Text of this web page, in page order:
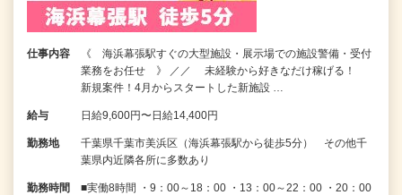
仕事内容
《 海浜幕張駅すぐの大型施設・展示場での施設警備・受付
業務をお任せ 》 ／／ 未経験から好きなだけ稼げる！
新規案件！4月からスタートした新施設 …
給与 日給9,600円〜日給14,400円
勤務地
千葉県千葉市美浜区（海浜幕張駅から徒歩5分） その他千
葉県内近隣各所に多数あり
勤務時間
■実働8時間 ・9：00～18：00 ・13：00～22：00 ・20：00